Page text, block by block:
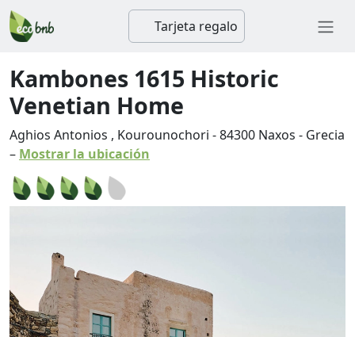
Tarjeta regalo
Kambones 1615 Historic
Venetian Home
Aghios Antonios , Kourounochori -84300 Naxos - Grecia
– Mostrar la ubicación